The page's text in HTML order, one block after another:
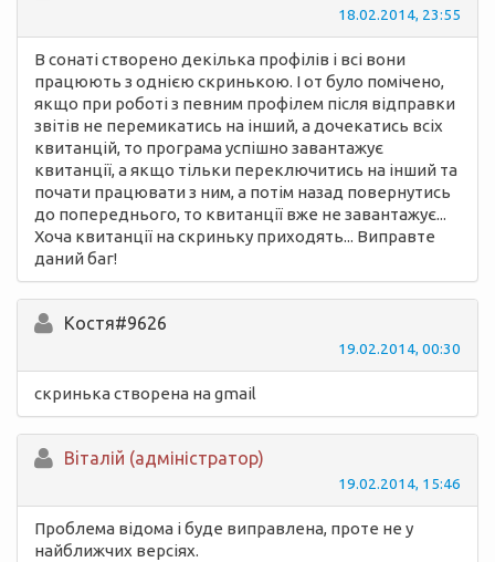
18.02.2014, 23:55
В сонаті створено декілька профілів і всі вони
працюють з однією скринькою. І от було помічено,
якщо при роботі з певним профілем після відправки
звітів не перемикатись на інший, а дочекатись всіх
квитанцій, то програма успішно завантажує
квитанції, а якщо тільки переключитись на інший та
почати працювати з ним, а потім назад повернутись
до попереднього, то квитанції вже не завантажує...
Хоча квитанції на скриньку приходять... Виправте
даний баг!
Костя#9626
19.02.2014, 00:30
скринька створена на gmail
Вiталій (адміністратор)
19.02.2014, 15:46
Проблема відома і буде виправлена, проте не у
найближчих версіях.